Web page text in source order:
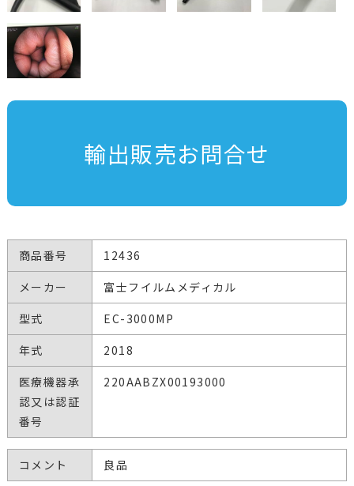
輸出販売お問合せ
商品番号
12436
メーカー
富士フイルムメディカル
型式
EC-3000MP
年式
2018
医療機器承
認又は認証
番号
220AABZX00193000
コメント 良品